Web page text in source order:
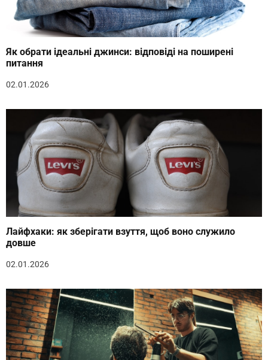
Як обрати ідеальні джинси: відповіді на поширені
питання
02.01.2026
Лайфхаки: як зберігати взуття, щоб воно служило
довше
02.01.2026